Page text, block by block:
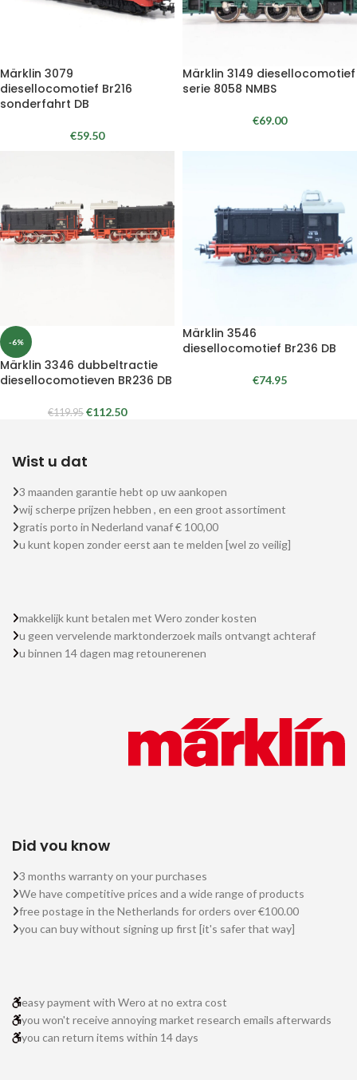
Märklin 3079
diesellocomotief Br216
sonderfahrt DB
€59.50
Märklin 3149 diesellocomotief
serie 8058 NMBS
€69.00
-6%
Märklin 3346 dubbeltractie
diesellocomotieven BR236 DB
€119.95 €112.50
Märklin 3546
diesellocomotief Br236 DB
€74.95
Wist u dat
3 maanden garantie hebt op uw aankopen
wij scherpe prijzen hebben , en een groot assortiment
gratis porto in Nederland vanaf € 100,00
u kunt kopen zonder eerst aan te melden [wel zo veilig]
makkelijk kunt betalen met Wero zonder kosten
u geen vervelende marktonderzoek mails ontvangt achteraf
u binnen 14 dagen mag retounerenen
Did you know
3 months warranty on your purchases
We have competitive prices and a wide range of products
free postage in the Netherlands for orders over €100.00
you can buy without signing up first [it's safer that way]
easy payment with Wero at no extra cost
you won't receive annoying market research emails afterwards
you can return items within 14 days